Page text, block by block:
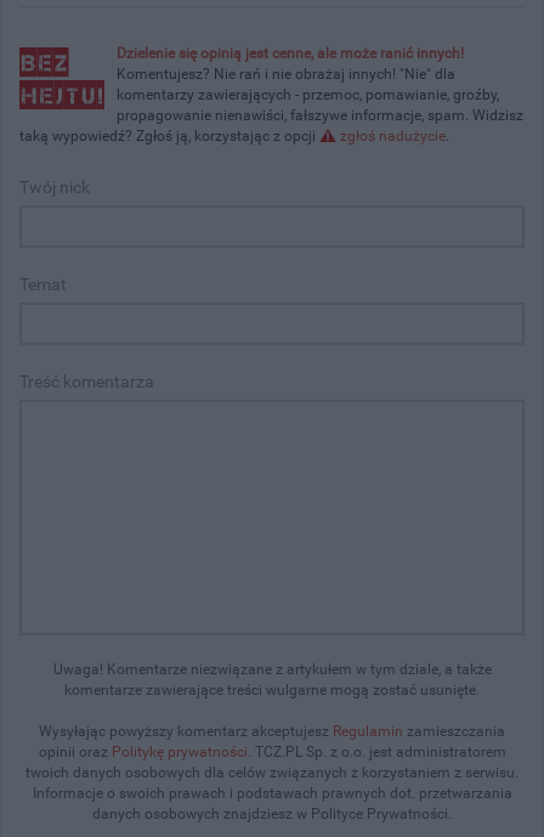
Dzielenie się opinią jest cenne, ale może ranić innych!
Komentujesz? Nie rań i nie obrażaj innych! "Nie" dla
komentarzy zawierających - przemoc, pomawianie, groźby,
propagowanie nienawiści, fałszywe informacje, spam. Widzisz
taką wypowiedź? Zgłoś ją, korzystając z opcji
zgłoś nadużycie
Twój nick
Temat
Treść komentarza
Uwaga! Komentarze niezwiązane z artykułem w tym dziale, a także
komentarze zawierające treści wulgarne mogą zostać usunięte.
Wysyłając powyższy komentarz akceptujesz Regulamin zamieszczania
opinii oraz Politykę prywatności . TCZ.PL Sp. z o.o. jest administratorem
twoich danych osobowych dla celów związanych z korzystaniem z serwisu.
Informacje o swoich prawach i podstawach prawnych dot. przetwarzania
danych osobowych znajdziesz w Polityce Prywatności.